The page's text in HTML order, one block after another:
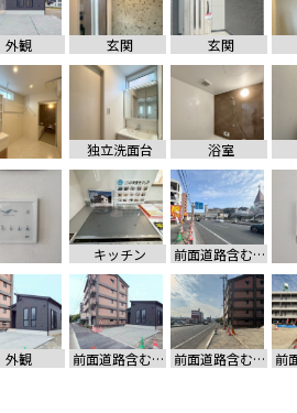
外観 玄関 玄関
独立洗面台 浴室
キッチン 前面道路含む現地写真
外観 前面道路含む現地写真 前面道路含む現地写真